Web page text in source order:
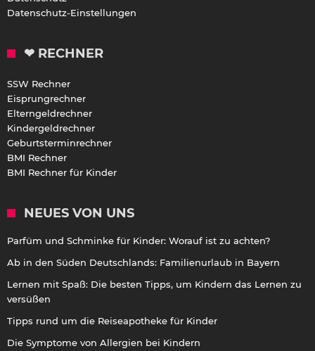
Datenschutz-Einstellungen
❤ RECHNER
SSW Rechner
Eisprungrechner
Elterngeldrechner
Kindergeldrechner
Geburtsterminrechner
BMI Rechner
BMI Rechner für Kinder
NEUES VON UNS
Parfüm und Schminke für Kinder: Worauf ist zu achten?
Ab in den Süden Deutschlands: Familienurlaub in Bayern
Lernen mit Spaß: Die besten Tipps, um Kindern das Lernen zu
versüßen
Tipps rund um die Reiseapotheke für Kinder
Die Symptome von Allergien bei Kindern